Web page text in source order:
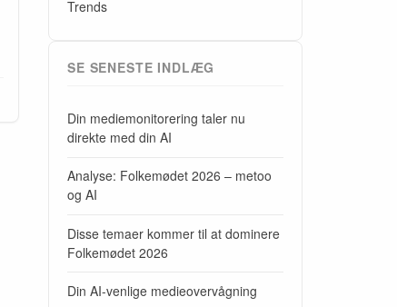
Trends
SE SENESTE INDLÆG
Din mediemonitorering taler nu
direkte med din AI
Analyse: Folkemødet 2026 – metoo
og AI
Disse temaer kommer til at dominere
Folkemødet 2026
Din AI-venlige medieovervågning